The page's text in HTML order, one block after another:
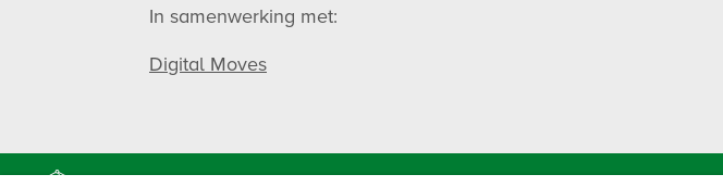
In samenwerking met:
Digital Moves